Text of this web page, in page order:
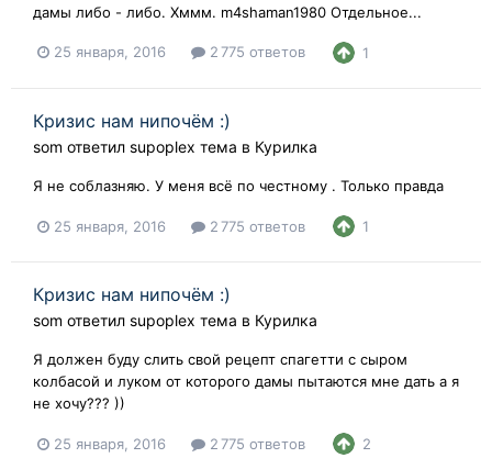
дамы либо - либо. Хммм. m4shaman1980 Отдельное...
25 января, 2016 2 775 ответов 1
Кризис нам нипочём :)
som ответил supoplex тема в Курилка
Я не соблазняю. У меня всё по честному . Только правда
25 января, 2016 2 775 ответов 1
Кризис нам нипочём :)
som ответил supoplex тема в Курилка
Я должен буду слить свой рецепт спагетти с сыром
колбасой и луком от которого дамы пытаются мне дать а я
не хочу??? ))
25 января, 2016 2 775 ответов 2